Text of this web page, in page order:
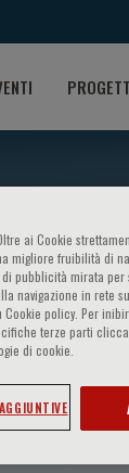
ai Cookie
migliore fruibilità di
pubblicità mirata
navigazione in rete
policy. Per
terze parti clicca su
di cookie.